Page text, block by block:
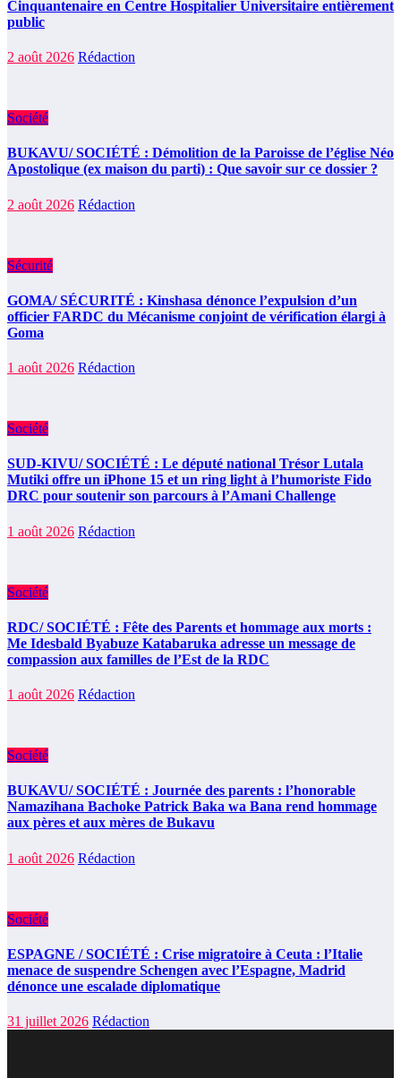
Cinquantenaire en Centre Hospitalier Universitaire entièrement
public
2 août 2026 Rédaction
Société
BUKAVU/ SOCIÉTÉ : Démolition de la Paroisse de l’église Néo
Apostolique (ex maison du parti) : Que savoir sur ce dossier ?
2 août 2026 Rédaction
Sécurité
GOMA/ SÉCURITÉ : Kinshasa dénonce l’expulsion d’un
officier FARDC du Mécanisme conjoint de vérification élargi à
Goma
1 août 2026 Rédaction
Société
SUD-KIVU/ SOCIÉTÉ : Le député national Trésor Lutala
Mutiki offre un iPhone 15 et un ring light à l’humoriste Fido
DRC pour soutenir son parcours à l’Amani Challenge
1 août 2026 Rédaction
Société
RDC/ SOCIÉTÉ : Fête des Parents et hommage aux morts :
Me Idesbald Byabuze Katabaruka adresse un message de
compassion aux familles de l’Est de la RDC
1 août 2026 Rédaction
Société
BUKAVU/ SOCIÉTÉ : Journée des parents : l’honorable
Namazihana Bachoke Patrick Baka wa Bana rend hommage
aux pères et aux mères de Bukavu
1 août 2026 Rédaction
Société
ESPAGNE / SOCIÉTÉ : Crise migratoire à Ceuta : l’Italie
menace de suspendre Schengen avec l’Espagne, Madrid
dénonce une escalade diplomatique
31 juillet 2026 Rédaction